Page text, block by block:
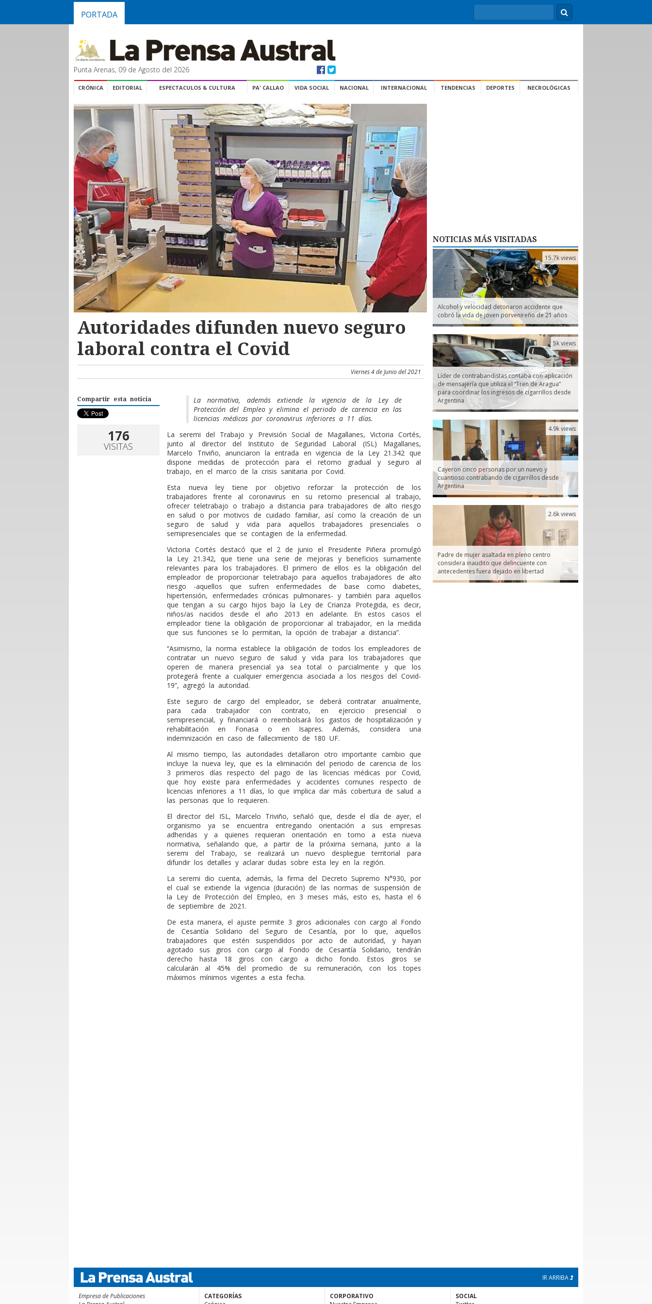
PORTADA
Punta Arenas, 09 de Agosto del 2026
CRÓNICA EDITORIAL ESPECTACULOS & CULTURA PA' CALLAO VIDA SOCIAL NACIONAL INTERNACIONAL TENDENCIAS DEPORTES NECROLÓGICAS
Autoridades difunden nuevo seguro
laboral contra el Covid
Viernes 4 de Junio del 2021
Compartir esta noticia
176
VISITAS
La normativa, además extiende la vigencia de la Ley de
Protección del Empleo y elimina el periodo de carencia en las
licencias médicas por coronavirus inferiores a 11 días.
La seremi del Trabajo y Previsión Social de Magallanes, Victoria Cortés,
junto al director del Instituto de Seguridad Laboral (ISL) Magallanes,
Marcelo Triviño, anunciaron la entrada en vigencia de la Ley 21.342 que
dispone medidas de protección para el retorno gradual y seguro al
trabajo, en el marco de la crisis sanitaria por Covid.
Esta nueva ley tiene por objetivo reforzar la protección de los
trabajadores frente al coronavirus en su retorno presencial al trabajo,
ofrecer teletrabajo o trabajo a distancia para trabajadores de alto riesgo
en salud o por motivos de cuidado familiar, así como la creación de un
seguro de salud y vida para aquellos trabajadores presenciales o
semipresenciales que se contagien de la enfermedad.
Victoria Cortés destacó que el 2 de junio el Presidente Piñera promulgó
la Ley 21.342, que tiene una serie de mejoras y beneficios sumamente
relevantes para los trabajadores. El primero de ellos es la obligación del
empleador de proporcionar teletrabajo para aquellos trabajadores de alto
riesgo -aquellos que sufren enfermedades de base como diabetes,
hipertensión, enfermedades crónicas pulmonares- y también para aquellos
que tengan a su cargo hijos bajo la Ley de Crianza Protegida, es decir,
niños/as nacidos desde el año 2013 en adelante. En estos casos el
empleador tiene la obligación de proporcionar al trabajador, en la medida
que sus funciones se lo permitan, la opción de trabajar a distancia”.
“Asimismo, la norma establece la obligación de todos los empleadores de
contratar un nuevo seguro de salud y vida para los trabajadores que
operen de manera presencial ya sea total o parcialmente y que los
protegerá frente a cualquier emergencia asociada a los riesgos del Covid-
19”, agregó la autoridad.
Este seguro de cargo del empleador, se deberá contratar anualmente,
para cada trabajador con contrato, en ejercicio presencial o
semipresencial, y financiará o reembolsará los gastos de hospitalización y
rehabilitación en Fonasa o en Isapres. Además, considera una
indemnización en caso de fallecimiento de 180 UF.
Al mismo tiempo, las autoridades detallaron otro importante cambio que
incluye la nueva ley, que es la eliminación del periodo de carencia de los
3 primeros días respecto del pago de las licencias médicas por Covid,
que hoy existe para enfermedades y accidentes comunes respecto de
licencias inferiores a 11 días, lo que implica dar más cobertura de salud a
las personas que lo requieren.
El director del ISL, Marcelo Triviño, señaló que, desde el día de ayer, el
organismo ya se encuentra entregando orientación a sus empresas
adheridas y a quienes requieran orientación en torno a esta nueva
normativa, señalando que, a partir de la próxima semana, junto a la
seremi del Trabajo, se realizará un nuevo despliegue territorial para
difundir los detalles y aclarar dudas sobre esta ley en la región.
La seremi dio cuenta, además, la firma del Decreto Supremo N°930, por
el cual se extiende la vigencia (duración) de las normas de suspensión de
la Ley de Protección del Empleo, en 3 meses más, esto es, hasta el 6
de septiembre de 2021.
De esta manera, el ajuste permite 3 giros adicionales con cargo al Fondo
de Cesantía Solidario del Seguro de Cesantía, por lo que, aquellos
trabajadores que estén suspendidos por acto de autoridad, y hayan
agotado sus giros con cargo al Fondo de Cesantía Solidario, tendrán
derecho hasta 18 giros con cargo a dicho fondo. Estos giros se
calcularán al 45% del promedio de su remuneración, con los topes
máximos mínimos vigentes a esta fecha.
NOTICIAS MÁS VISITADAS
Alcohol y velocidad detonaron accidente que
cobró la vida de joven porvenireño de 21 años
15.7k views
Líder de contrabandistas contaba con aplicación
de mensajería que utiliza el “Tren de Aragua”
para coordinar los ingresos de cigarrillos desde
Argentina
5k views
Cayeron cinco personas por un nuevo y
cuantioso contrabando de cigarrillos desde
Argentina
4.9k views
Padre de mujer asaltada en pleno centro
considera inaudito que delincuente con
antecedentes fuera dejado en libertad
2.6k views
IR ARRIBA
Empresa de Publicaciones
CATEGORÍAS
CORPORATIVO
SOCIAL